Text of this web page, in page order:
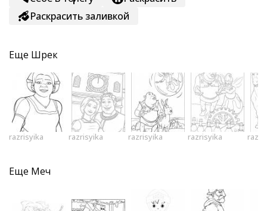
Раскрасить заливкой
Еще Шрек
razrisyika razrisyika razrisyika razrisyika
Еще Меч